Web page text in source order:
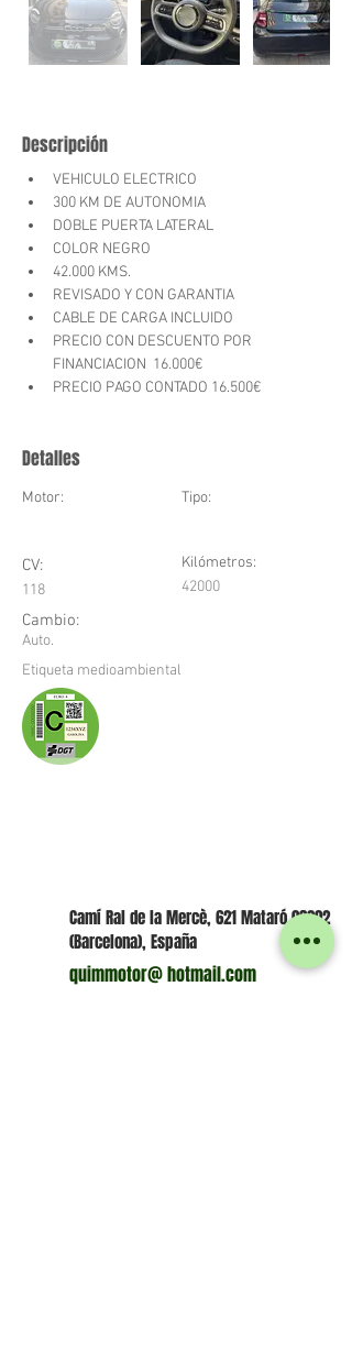
Descripción
VEHICULO ELECTRICO
300 KM DE AUTONOMIA
DOBLE PUERTA LATERAL
COLOR NEGRO
42.000 KMS.
REVISADO Y CON GARANTIA
CABLE DE CARGA INCLUIDO
PRECIO CON DESCUENTO POR
FINANCIACION  16.000€
PRECIO PAGO CONTADO 16.500€
Detalles
Motor:
CV:
118
Tipo:
Kilómetros:
42000
Cambio:
Auto.
Etiqueta medioambiental
Camí Ral de la Mercè, 621 Mataró 08302
(Barcelona), España
quimmotor@ hotmail.com